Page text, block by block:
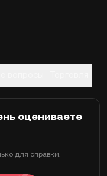
оцениваете
для справки.